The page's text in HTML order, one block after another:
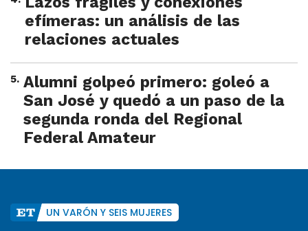
efímeras: un análisis de las
relaciones actuales
5. Alumni golpeó primero: goleó a
San José y quedó a un paso de la
segunda ronda del Regional
Federal Amateur
UN VARÓN Y SEIS MUJERES